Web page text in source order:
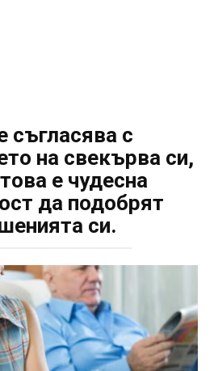
съгласява с
на свекърва си,
е чудесна
да подобрят
си.